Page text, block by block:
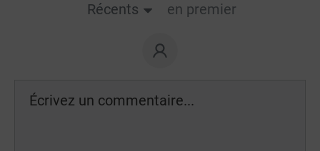
Récents
en premier